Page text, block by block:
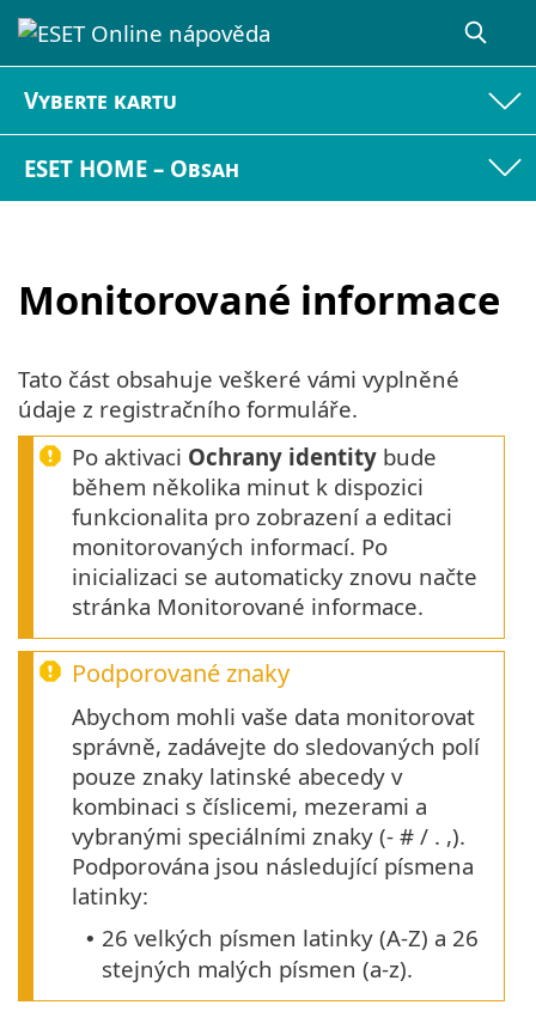
Vyberte kartu
ESET HOME – Obsah
Monitorované informace
Tato část obsahuje veškeré vámi vyplněné
údaje z registračního formuláře.
Po aktivaci Ochrany identity bude
během několika minut k dispozici
funkcionalita pro zobrazení a editaci
monitorovaných informací. Po
inicializaci se automaticky znovu načte
stránka Monitorované informace.
Podporované znaky
Abychom mohli vaše data monitorovat
správně, zadávejte do sledovaných polí
pouze znaky latinské abecedy v
kombinaci s číslicemi, mezerami a
vybranými speciálními znaky (- # / . ,).
Podporována jsou následující písmena
latinky:
• 26 velkých písmen latinky (A-Z) a 26
stejných malých písmen (a-z).